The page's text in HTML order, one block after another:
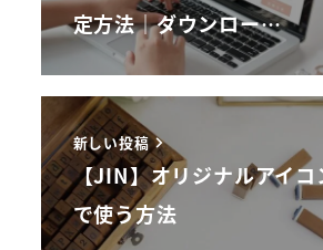
定方法｜ダウンロー…
新しい投稿
【JIN】オリジナルアイコ
で使う方法